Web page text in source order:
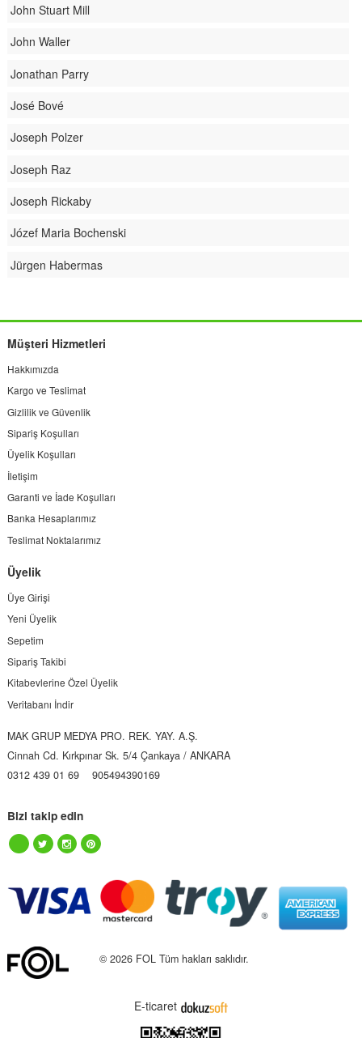
John Stuart Mill
John Waller
Jonathan Parry
José Bové
Joseph Polzer
Joseph Raz
Joseph Rickaby
Józef Maria Bochenski
Jürgen Habermas
Müşteri Hizmetleri
Hakkımızda
Kargo ve Teslimat
Gizlilik ve Güvenlik
Sipariş Koşulları
Üyelik Koşulları
İletişim
Garanti ve İade Koşulları
Banka Hesaplarımız
Teslimat Noktalarımız
Üyelik
Üye Girişi
Yeni Üyelik
Sepetim
Sipariş Takibi
Kitabevlerine Özel Üyelik
Veritabanı İndir
MAK GRUP MEDYA PRO. REK. YAY. A.Ş.
Cinnah Cd. Kırkpınar Sk. 5/4 Çankaya / ANKARA
0312 439 01 69
905494390169
Bizi takip edin
© 2026 FOL Tüm hakları saklıdır.
E-ticaret